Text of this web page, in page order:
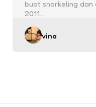
buat snorkeling dan
2011…
Posted
vina